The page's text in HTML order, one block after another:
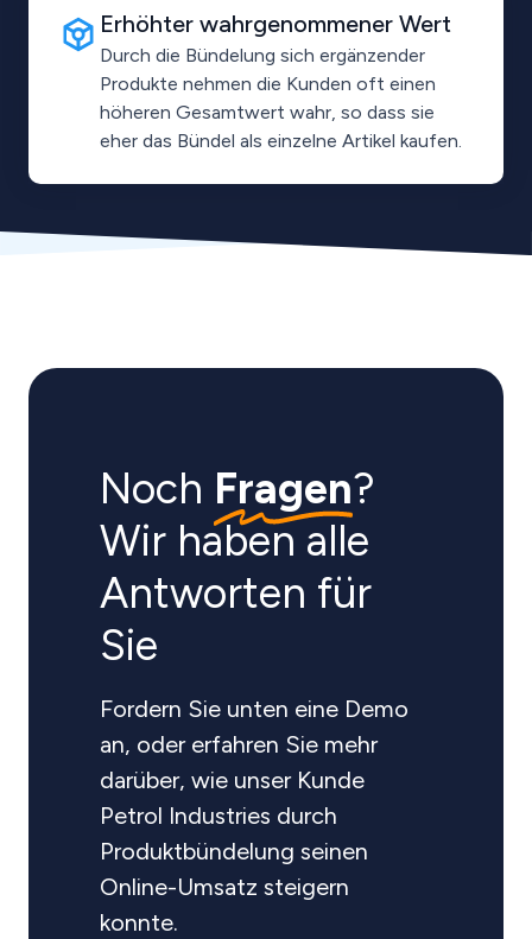
Erhöhter wahrgenommener Wert
Durch die Bündelung sich ergänzender
Produkte nehmen die Kunden oft einen
höheren Gesamtwert wahr, so dass sie
eher das Bündel als einzelne Artikel kaufen.
Noch Fragen?
Wir haben alle
Antworten für
Sie
Fordern Sie unten eine Demo
an, oder erfahren Sie mehr
darüber, wie unser Kunde
Petrol Industries durch
Produktbündelung seinen
Online-Umsatz steigern
konnte.